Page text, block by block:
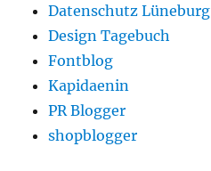
Datenschutz Lüneburg
Design Tagebuch
Fontblog
Kapidaenin
PR Blogger
shopblogger